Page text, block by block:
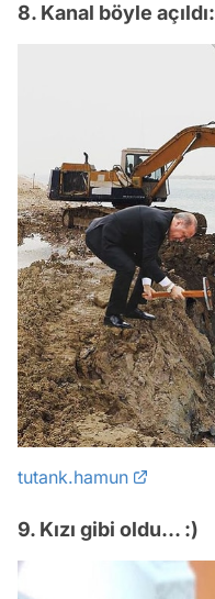
8. Kanal böyle açıldı:
tutank.hamun
9. Kızı gibi oldu... :)